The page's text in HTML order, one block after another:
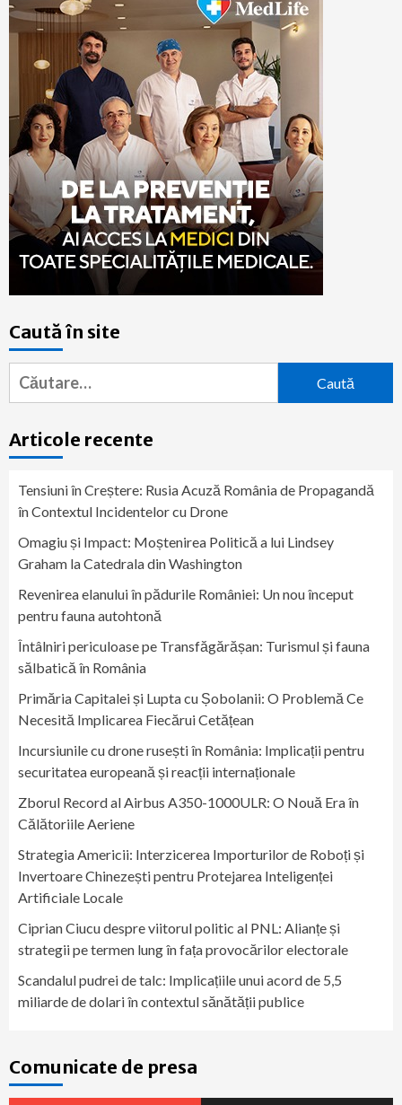
Caută în site
Caută
după:
Articole recente
Tensiuni în Creștere: Rusia Acuză România de Propagandă
în Contextul Incidentelor cu Drone
Omagiu și Impact: Moștenirea Politică a lui Lindsey
Graham la Catedrala din Washington
Revenirea elanului în pădurile României: Un nou început
pentru fauna autohtonă
Întâlniri periculoase pe Transfăgărășan: Turismul și fauna
sălbatică în România
Primăria Capitalei și Lupta cu Șobolanii: O Problemă Ce
Necesită Implicarea Fiecărui Cetățean
Incursiunile cu drone rusești în România: Implicații pentru
securitatea europeană și reacții internaționale
Zborul Record al Airbus A350-1000ULR: O Nouă Era în
Călătoriile Aeriene
Strategia Americii: Interzicerea Importurilor de Roboți și
Invertoare Chinezești pentru Protejarea Inteligenței
Artificiale Locale
Ciprian Ciucu despre viitorul politic al PNL: Alianțe și
strategii pe termen lung în fața provocărilor electorale
Scandalul pudrei de talc: Implicațiile unui acord de 5,5
miliarde de dolari în contextul sănătății publice
Comunicate de presa